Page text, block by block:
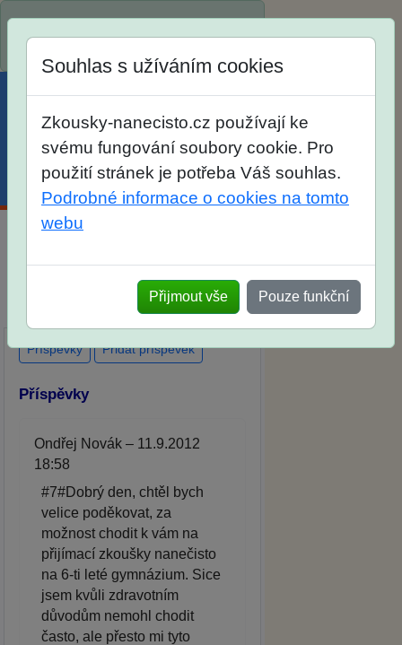
Menu Účet Košík
na SŠ? Vaše ohlasy po skutečných
přijímacích zkouškách
Souhlas s užíváním cookies
Zkousky-nanecisto.cz používají ke
svému fungování soubory cookie. Pro
použití stránek je potřeba Váš souhlas.
Podrobné informace o cookies na tomto
webu
Přijmout vše Pouze funkční
Příspěvky Přidat příspěvek
Příspěvky
Ondřej Novák – 11.9.2012
18:58
#7#Dobrý den, chtěl bych
velice poděkovat, za
možnost chodit k vám na
přijímací zkoušky nanečisto
na 6-ti leté gymnázium. Sice
jsem kvůli zdravotním
důvodům nemohl chodit
často, ale přesto mi tyto